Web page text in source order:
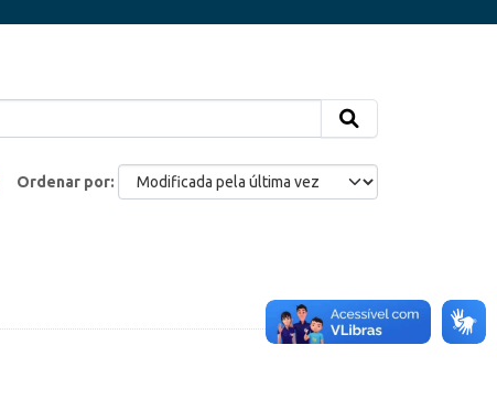
Ordenar por